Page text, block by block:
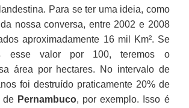
Para se ter uma ideia, como
nossa conversa, entre 2002 e 2008
aproximadamente 16 mil Km². Se
esse valor por 100, teremos o
área por hectares. No intervalo de
foi destruído praticamente 20% de
de Pernambuco, por exemplo. Isso é